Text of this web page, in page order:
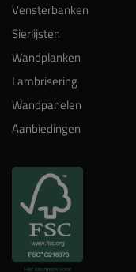
Vensterbanken
Sierlijsten
Wandplanken
Lambrisering
Wandpanelen
Aanbiedingen